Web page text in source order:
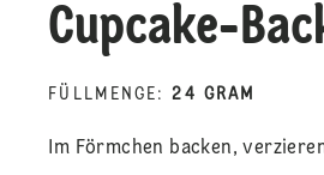
Cupcake-
FÜLLMENGE : 24 GRAM
Im Förmchen backen,